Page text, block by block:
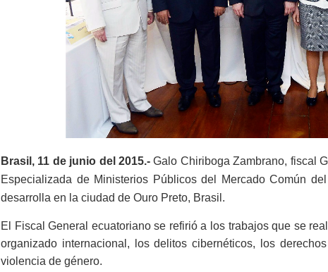
Brasil, 11 de junio del 2015.- Galo Chiriboga Zambrano, fiscal
Especializada de Ministerios Públicos del Mercado Común
desarrolla en la ciudad de Ouro Preto, Brasil.
El Fiscal General ecuatoriano se refirió a los trabajos que se
organizado internacional, los delitos cibernéticos, los
violencia de género.